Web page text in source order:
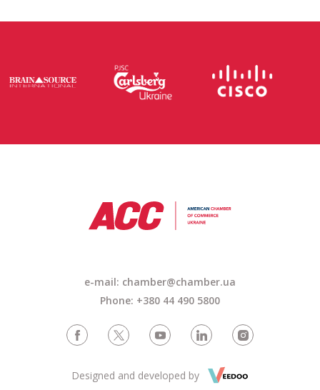
e-mail: chamber@chamber.ua
Phone: +380 44 490 5800
Designed and developed by